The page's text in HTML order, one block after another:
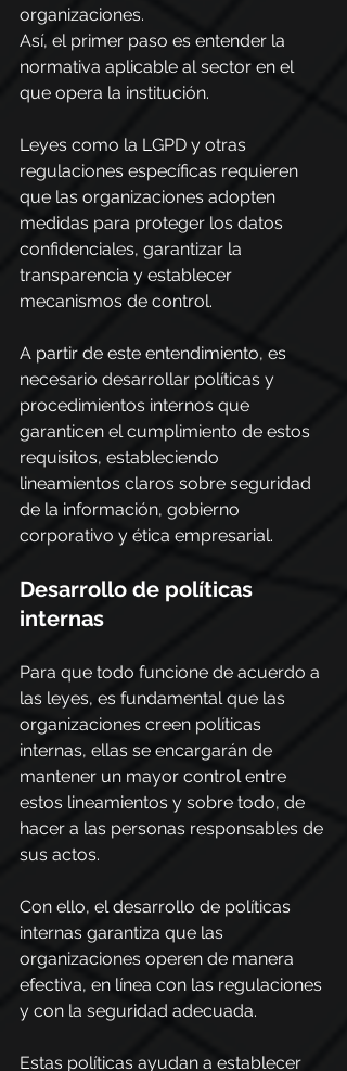
organizaciones.
Así, el primer paso es entender la
normativa aplicable al sector en el
que opera la institución.
Leyes como la LGPD y otras
regulaciones específicas requieren
que las organizaciones adopten
medidas para proteger los datos
confidenciales, garantizar la
transparencia y establecer
mecanismos de control.
A partir de este entendimiento, es
necesario desarrollar políticas y
procedimientos internos que
garanticen el cumplimiento de estos
requisitos, estableciendo
lineamientos claros sobre seguridad
de la información, gobierno
corporativo y ética empresarial.
Desarrollo de políticas
internas
Para que todo funcione de acuerdo a
las leyes, es fundamental que las
organizaciones creen políticas
internas, ellas se encargarán de
mantener un mayor control entre
estos lineamientos y sobre todo, de
hacer a las personas responsables de
sus actos.
Con ello, el desarrollo de políticas
internas garantiza que las
organizaciones operen de manera
efectiva, en línea con las regulaciones
y con la seguridad adecuada.
Estas políticas ayudan a establecer